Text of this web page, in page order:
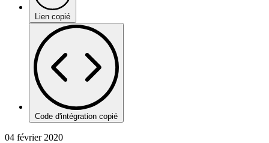
Lien copié
Code d'intégration copié
04 février 2020